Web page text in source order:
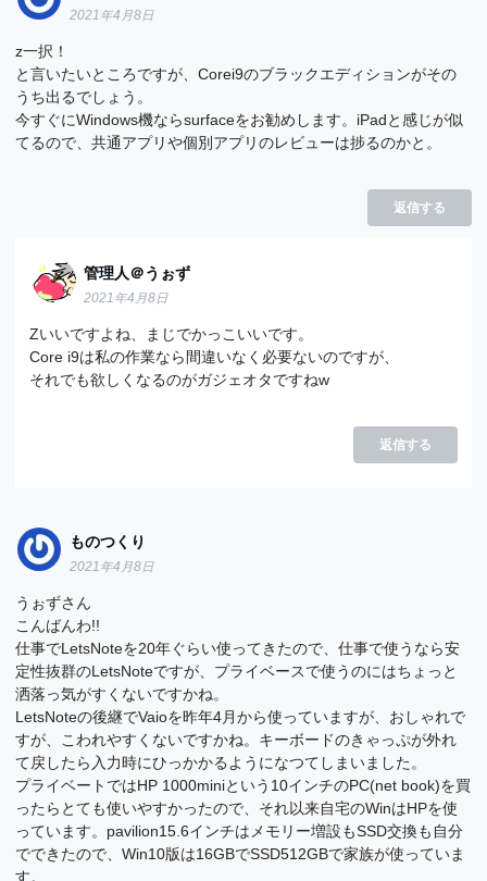
2021年4月8日
z一択！
と言いたいところですが、Corei9のブラックエディションがその
うち出るでしょう。
今すぐにWindows機ならsurfaceをお勧めします。iPadと感じが似
てるので、共通アプリや個別アプリのレビューは捗るのかと。
返信する
管理人＠うぉず
2021年4月8日
Zいいですよね、まじでかっこいいです。
Core i9は私の作業なら間違いなく必要ないのですが、
それでも欲しくなるのがガジェオタですねw
返信する
ものつくり
2021年4月8日
うぉずさん
こんばんわ!!
仕事でLetsNoteを20年ぐらい使ってきたので、仕事で使うなら安
定性抜群のLetsNoteですが、プライベースで使うのにはちょっと
洒落っ気がすくないですかね。
LetsNoteの後継でVaioを昨年4月から使っていますが、おしゃれで
すが、こわれやすくないですかね。キーボードのきゃっぷが外れ
て戻したら入力時にひっかかるようになつてしまいました。
プライベートではHP 1000miniという10インチのPC(net book)を買
ったらとても使いやすかったので、それ以来自宅のWinはHPを使
っています。pavilion15.6インチはメモリー増設もSSD交換も自分
でできたので、Win10版は16GBでSSD512GBで家族が使っていま
す。